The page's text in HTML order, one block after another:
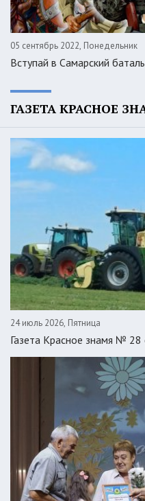
05 сентябрь 2022, Понедельник
Вступай в Самарский
ГАЗЕТА КРАСНОЕ
24 июль 2026, Пятница
Газета Красное знамя №